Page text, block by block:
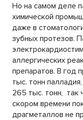
Но на самом деле
химической
даже в
зубных протезов.
аллергических
препаратов. В год
тыс. тонн
265 тыс. тонн, так
скором времени
драгметаллов не